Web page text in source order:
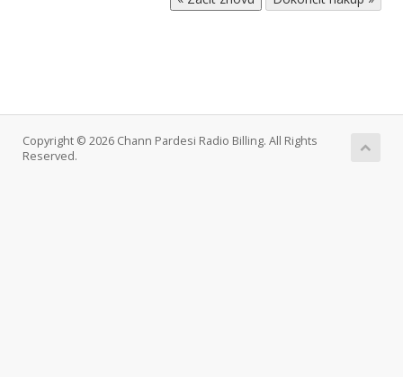
Copyright © 2026 Chann Pardesi Radio Billing. All Rights
Reserved.